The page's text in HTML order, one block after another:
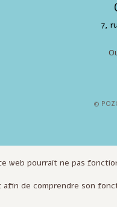
7,
©
web pourrait ne pas
de comprendre son